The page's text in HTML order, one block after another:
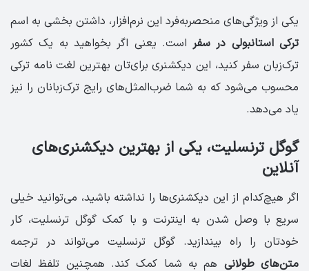
یکی از ویژگی‌های منحصربه‌فرد این نرم‌افزار، داشتن بخشی به اسم
ترکی استانبولی در سفراست. یعنی اگر بخواهید به یک کشور
ترک‌زبان سفر کنید، این دیکشنری برای‌تان بهترین لغت نامه ترکی
محسوب می‌شود که به شما ضرب‌المثل‌های رایج ترک‌زبانان را نیز
یاد می‌دهد.
گوگل ترنسلیت، یکی از بهترین دیکشنری‌های
آنلاین
اگر هیچ‌کدام از این دیکشنری‌ها را نداشته باشید، می‌توانید خیلی
سریع با وصل شدن به اینترنت و با کمک گوگل ترنسلیت، کار
خودتان را راه بیندازید. گوگل ترنسلیت می‌تواند در ترجمه
متن‌های طولانی هم به شما کمک کند. همچنین تلفظ لغات